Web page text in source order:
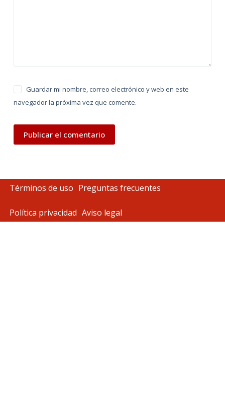
Guardar mi nombre, correo electrónico y web en este
navegador la próxima vez que comente.
Publicar el comentario
Términos de uso Preguntas frecuentes
Política privacidad Aviso legal